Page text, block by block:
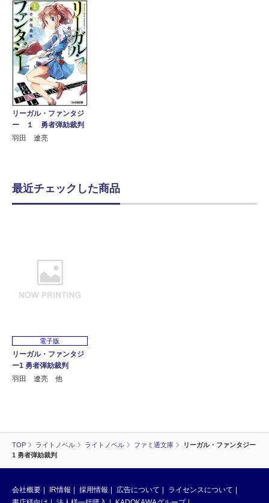
TOP ライトノベル ライトノベル ファミ通文庫
リーガル・ファンタジー
1 勇者弾劾裁判
リーガル・ファンタジ
ー １ 勇者弾劾裁判
羽田 遼亮
最近チェックした商品
電子版
リーガル・ファンタジ
ー1 勇者弾劾裁判
羽田 遼亮 他
会社概要 IR情報 採用情報 広告について
ライセンスについて